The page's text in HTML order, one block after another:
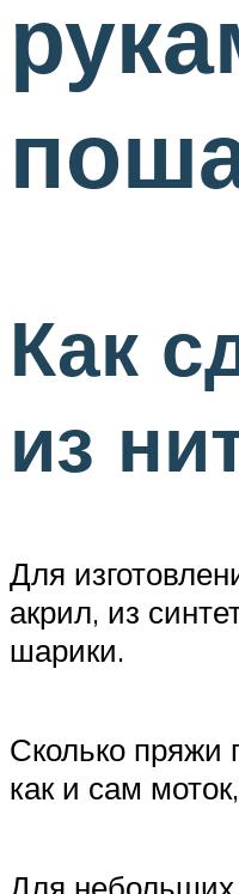
Как
из
Для
акрил, из
шарики.
Сколько пряжи
как и сам